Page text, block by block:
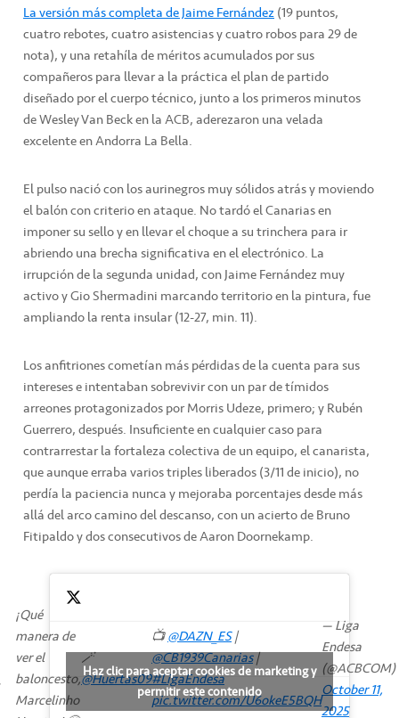
La versión más completa de Jaime Fernández(19 puntos,
cuatro rebotes, cuatro asistencias y cuatro robos para 29 de
nota), y una retahíla de méritos acumulados por sus
compañeros para llevar a la práctica el plan de partido
diseñado por el cuerpo técnico, junto a los primeros minutos
de Wesley Van Beck en la ACB, aderezaron una velada
excelente en Andorra La Bella.
El pulso nació con los aurinegros muy sólidos atrás y moviendo
el balón con criterio en ataque. No tardó el Canarias en
imponer su sello y en llevar el choque a su trinchera para ir
abriendo una brecha significativa en el electrónico. La
irrupción de la segunda unidad, con Jaime Fernández muy
activo y Gio Shermadini marcando territorio en la pintura, fue
ampliando la renta insular (12-27, min. 11).
Los anfitriones cometían más pérdidas de la cuenta para sus
intereses e intentaban sobrevivir con un par de tímidos
arreones protagonizados por Morris Udeze, primero; y Rubén
Guerrero, después. Insuficiente en cualquier caso para
contrarrestar la fortaleza colectiva de un equipo, el canarista,
que aunque erraba varios triples liberados (3/11 de inicio), no
perdía la paciencia nunca y mejoraba porcentajes desde más
allá del arco camino del descanso, con un acierto de Bruno
Fitipaldo y dos consecutivos de Aaron Doornekamp.
¡Qué
manera de
ver el
baloncesto,
Marcelinho
🪄
@Huertas09
📺@DAZN_ES|
@CB1939Canarias|
#LigaEndesa
pic.twitter.com/U6okeE5BQH
— Liga
Endesa
(@ACBCOM)
October 11,
2025
Haz clic para aceptar cookies de marketing y
permitir este contenido